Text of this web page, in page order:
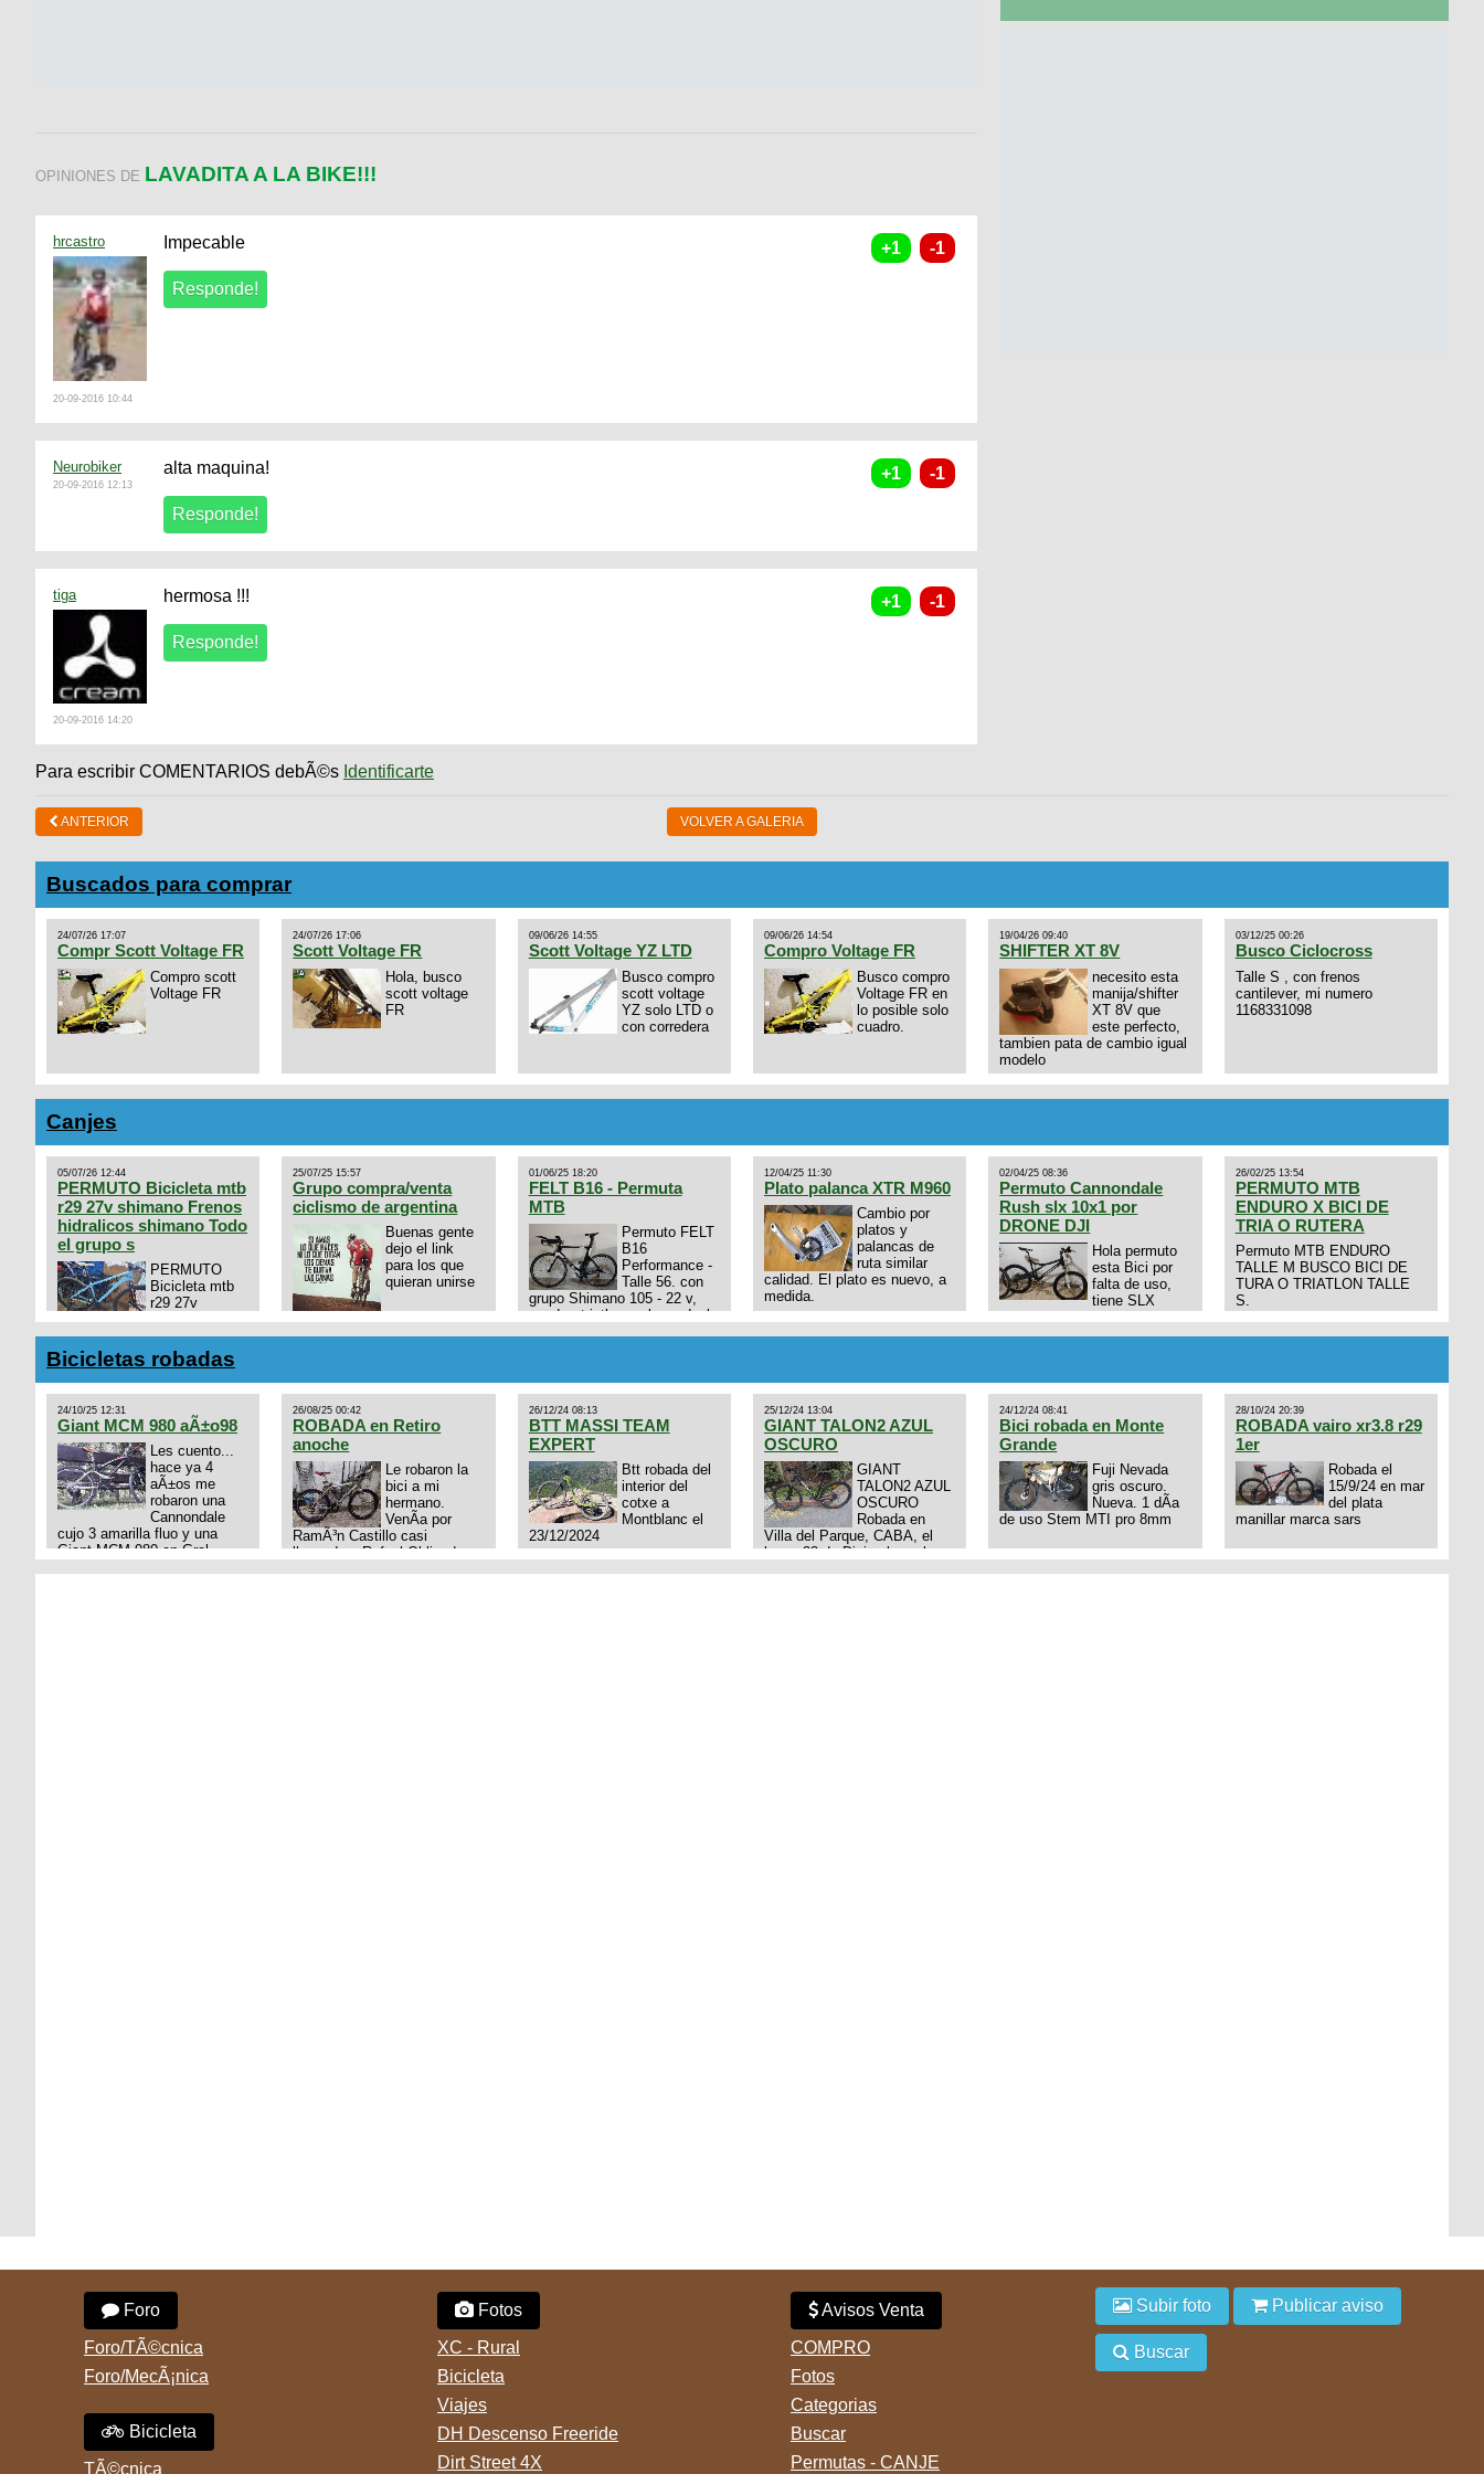
OPINIONES DE LAVADITA A LA BIKE!!!
hrcastro
20-09-2016 10:44
Impecable
Neurobiker
20-09-2016 12:13
alta maquina!
tiga
20-09-2016 14:20
hermosa !!!
Para escribir COMENTARIOS debÃ©s Identificarte
ANTERIOR VOLVER A GALERIA
Buscados para comprar
24/07/26 17:07
Compr Scott Voltage FR
Compro scott
Voltage FR
24/07/26 17:06
Scott Voltage FR
Hola, busco
scott voltage
FR
09/06/26 14:55
Scott Voltage YZ LTD
Busco compro
scott voltage
YZ solo LTD o
con corredera
09/06/26 14:54
Compro Voltage FR
Busco compro
Voltage FR en
lo posible solo
cuadro.
19/04/26 09:40
SHIFTER XT 8V
necesito esta
manija/shifter
XT 8V que
este perfecto,
tambien pata de cambio igual
modelo
03/12/25 00:26
Busco Ciclocross
Talle S , con frenos
cantilever, mi numero
1168331098
Canjes
05/07/26 12:44
PERMUTO Bicicleta mtb
r29 27v shimano Frenos
hidralicos shimano Todo
el grupo s
PERMUTO
Bicicleta mtb
r29 27v
shimano
Frenos hidralicos shimano
Todo el grupo shimano Talle
s/m Permuto x pistera o ruta
talle s o m.
25/07/25 15:57
Grupo compra/venta
ciclismo de argentina
Buenas gente
dejo el link
para los que
quieran unirse
https://chat.whatsapp.com/E4N9zhVk9wHFFzK7T345Kn?
mode=ac_t
01/06/25 18:20
FELT B16 - Permuta
MTB
Permuto FELT
B16
Performance -
Talle 56. con
grupo Shimano 105 - 22 v,
cuadro: triatlon carbono dual
12/04/25 11:30
Plato palanca XTR M960
Cambio por
platos y
palancas de
ruta similar
calidad. El plato es nuevo, a
medida.
02/04/25 08:36
Permuto Cannondale
Rush slx 10x1 por
DRONE DJI
Hola permuto
esta Bici por
falta de uso,
tiene SLX
Horquilla Axon tope de gama
por drone de la marca Dji, les
interesa 3434568861 saludos
26/02/25 13:54
PERMUTO MTB
ENDURO X BICI DE
TRIA O RUTERA
Permuto MTB ENDURO
TALLE M BUSCO BICI DE
TURA O TRIATLON TALLE
S.
Bicicletas robadas
24/10/25 12:31
Giant MCM 980 aÃ±o98
Les cuento...
hace ya 4
aÃ±os me
robaron una
Cannondale
cujo 3 amarilla fluo y una
Giant MCM 980 en Gral
26/08/25 00:42
ROBADA en Retiro
anoche
Le robaron la
bici a mi
hermano.
VenÃ­a por
RamÃ³n Castillo casi
llegando a Rafael Obligado en
26/12/24 08:13
BTT MASSI TEAM
EXPERT
Btt robada del
interior del
cotxe a
Montblanc el
23/12/2024
25/12/24 13:04
GIANT TALON2 AZUL
OSCURO
GIANT
TALON2 AZUL
OSCURO
Robada en
Villa del Parque, CABA, el
lunes 23 de Diciembre a las
24/12/24 08:41
Bici robada en Monte
Grande
Fuji Nevada
gris oscuro.
Nueva. 1 dÃ­a
de uso Stem MTI pro 8mm
28/10/24 20:39
ROBADA vairo xr3.8 r29
1er
Robada el
15/9/24 en mar
del plata
manillar marca sars
Foro
Foro/TÃ©cnica
Foro/MecÃ¡nica
Bicicleta
TÃ©cnica
Fotos
XC - Rural
Bicicleta
Viajes
DH Descenso Freeride
Dirt Street 4X
Avisos Venta
COMPRO
Fotos
Categorias
Buscar
Permutas - CANJE
Subir foto Publicar aviso
Buscar